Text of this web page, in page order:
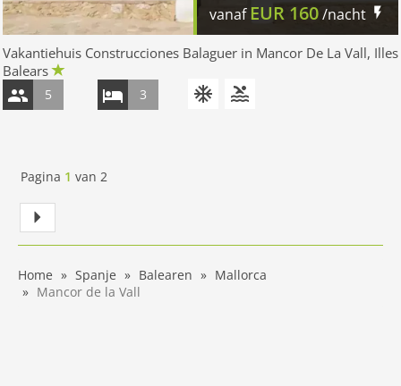
vanaf EUR 160/nacht
Vakantiehuis Construcciones Balaguer in Mancor De La Vall, Illes
Balears
5 3
Pagina 1 van 2
Home Spanje Balearen
Mallorca
Mancor de la Vall